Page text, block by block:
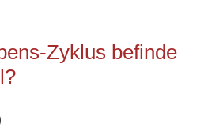
Zyklus befinde